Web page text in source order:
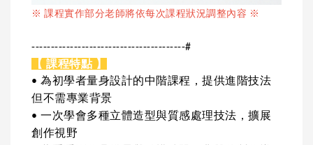
※ 課程實作部分老師將依每次課程狀況調整內容 ※
----------------------------------------#
【 課程特點 】
• 為初學者量身設計的中階課程，提供進階技法
但不需專業背景
• 一次學會多種立體造型與質感處理技法，擴展
創作視野